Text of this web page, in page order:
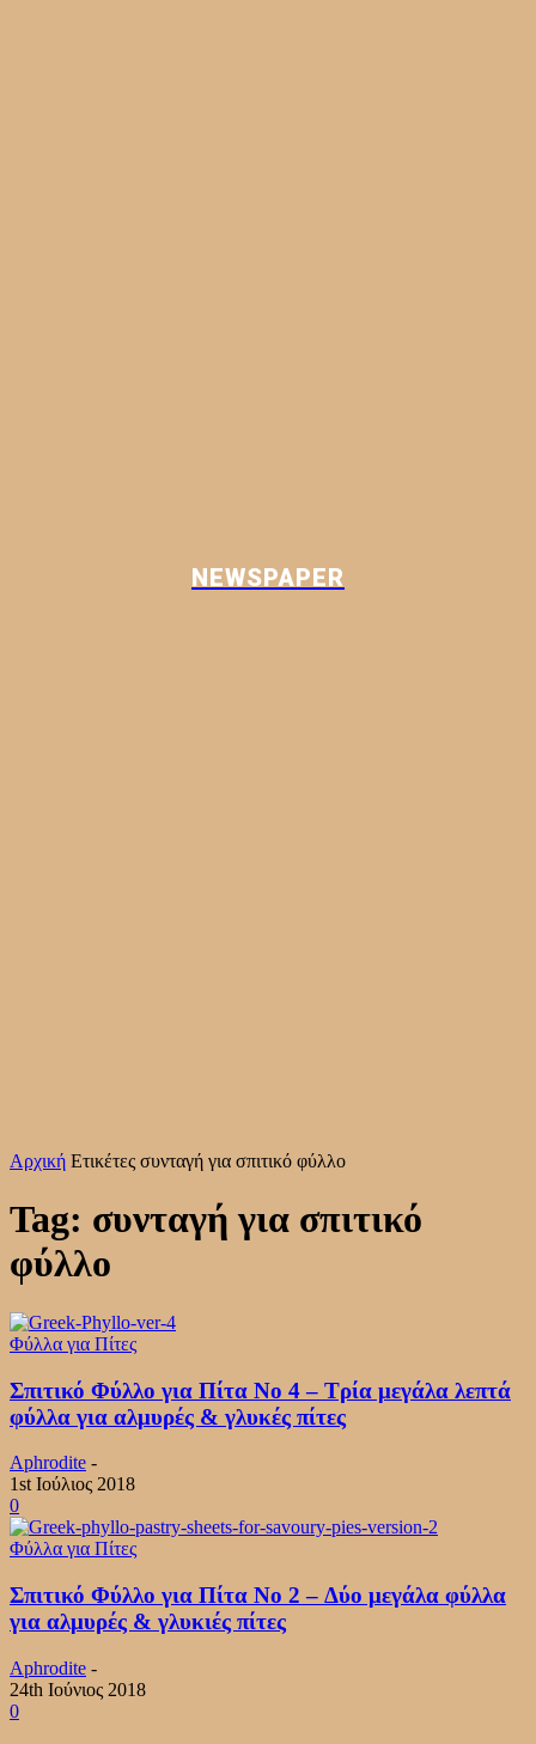
NEWSPAPER
Αρχική Ετικέτες συνταγή για σπιτικό φύλλο
Tag: συνταγή για σπιτικό
φύλλο
Φύλλα για Πίτες
Σπιτικό Φύλλο για Πίτα Νο 4 – Τρία μεγάλα λεπτά
φύλλα για αλμυρές & γλυκές πίτες
Aphrodite -
1st Ιούλιος 2018
0
Φύλλα για Πίτες
Σπιτικό Φύλλο για Πίτα No 2 – Δύο μεγάλα φύλλα
για αλμυρές & γλυκιές πίτες
Aphrodite -
24th Ιούνιος 2018
0